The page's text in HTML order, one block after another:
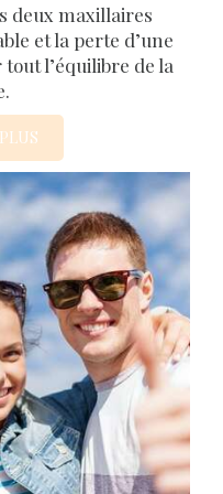
deux maxillaires
et la perte d’une
l’équilibre de la